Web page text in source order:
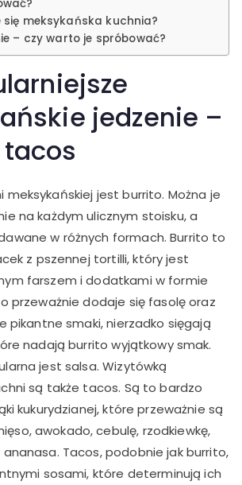
się meksykańska kuchnia?
– czy warto je spróbować?
jedzenie –
meksykańskiej jest burrito. Można je
na każdym ulicznym stoisku, a
w różnych formach. Burrito to
z pszennej tortilli, który jest
farszem i dodatkami w formie
przeważnie dodaje się fasolę oraz
pikantne smaki, nierzadko sięgają
nadają burrito wyjątkowy smak.
jest salsa. Wizytówką
są także tacos. Są to bardzo
kukurydzianej, które przeważnie są
awokado, cebulę, rzodkiewkę,
Tacos, podobnie jak burrito,
sosami, które determinują ich